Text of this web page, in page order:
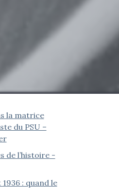
la matrice
du PSU –
de l’histoire -
: quand le